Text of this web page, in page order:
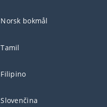
Norsk bokmål
Tamil
Filipino
Slovenčina